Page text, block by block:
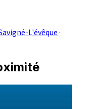
L'évêque·